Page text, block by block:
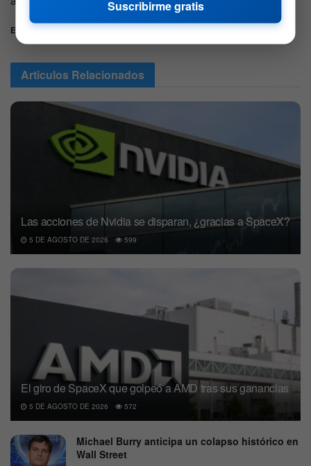
Etiquetas: Acciones inteligencia artificial Jeff Bezos
Articulos Relacionados
Las acciones de Nvidia se disparan, ¿gracias a SpaceX?
5 DE AGOSTO DE 2026 599
El giro de SpaceX que golpeó a AMD tras sus ganancias
5 DE AGOSTO DE 2026 572
Michael Burry anticipa un colapso histórico en
Wall Street
Suscribirme gratis